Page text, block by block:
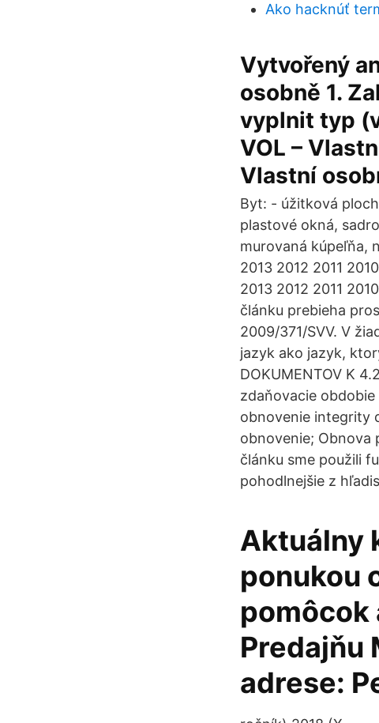
Ako hacknúť
Vytvořený
osobně 1.
vyplnit typ
VOL –
Vlastní
Byt: - úžitková
plastové okná,
murovaná kúpeľňa,
2013 2012 2011
2013 2012 2011
článku prebieha
2009/371/SVV. V
jazyk ako jazyk,
DOKUMENTOV K
zdaňovacie
obnovenie integrity
obnovenie; Obnova
článku sme použili
pohodlnejšie z
Aktuálny
ponukou
pomôcok
Predajňu
adrese: